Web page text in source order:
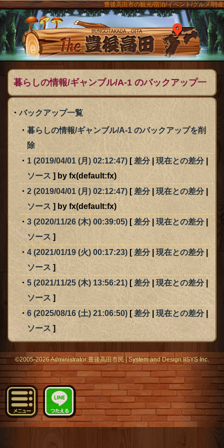
豊後高田市の観光/宿泊/イベント/グルメ/特産
The豊後
暮らしの情報/ギャンブル/A-1 のバックアップ一
覧
バックアップ一覧
暮らしの情報/ギャンブル/A-1 のバックアップを削
除
1 (2019/04/01 (月) 02:12:47) [ 差分| 現在との差分|
ソース ] by fx(default:fx)
2 (2019/04/01 (月) 02:12:47) [ 差分| 現在との差分
ソース ] by fx(default:fx)
3 (2020/11/26 (木) 00:39:05) [ 差分| 現在との差分|
ソース ]
4 (2021/01/19 (火) 00:17:23)[ 差分| 現在との差分|
ソース]
5 (2021/11/25 (木) 13:56:21)[差分|現在との差分
ソース ]
6 (2025/08/16 (土) 21:06:50)[差分|現在との差分|
ソース]
メニュー
©2005-2026 Administrator:豊後高田市民|Systemand Design:IISYS Inc.